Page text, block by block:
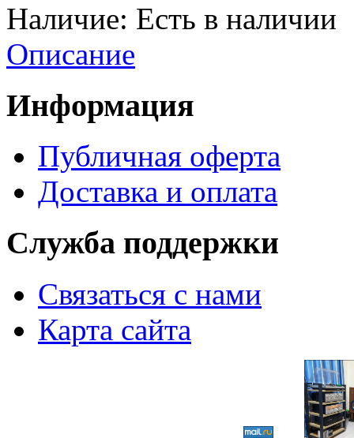
Наличие: Есть в наличии
Описание
Информация
Публичная оферта
Доставка и оплата
Служба поддержки
Связаться с нами
Карта сайта